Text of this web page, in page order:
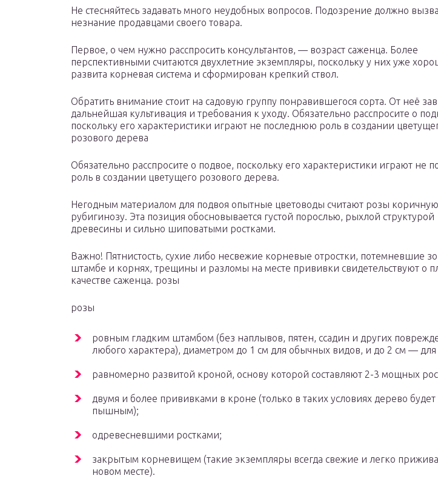
Не стесняйтесь задавать много неудобных вопросов. Подозрение должно
незнание продавцами своего товара.
Первое, о чем нужно расспросить консультантов, — возраст саженца. Более
перспективными считаются двухлетние экземпляры, поскольку у них уже
развита корневая система и сформирован крепкий ствол.
Обратить внимание стоит на садовую группу понравившегося сорта. От неё
дальнейшая культивация и требования к уходу. Обязательно расспросите о
поскольку его характеристики играют не последнюю роль в создании
розового дерева
Обязательно расспросите о подвое, поскольку его характеристики играют не
роль в создании цветущего розового дерева.
Негодным материалом для подвоя опытные цветоводы считают розы
рубигинозу. Эта позиция обосновывается густой порослью, рыхлой структурой
древесины и сильно шиповатыми ростками.
Важно! Пятнистость, сухие либо несвежие корневые отростки, потемневшие
штамбе и корнях, трещины и разломы на месте прививки свидетельствуют о
качестве саженца. розы
розы
ровным гладким штамбом (без наплывов, пятен, ссадин и других
любого характера), диаметром до 1 см для обычных видов, и до 2 см — для
равномерно развитой кроной, основу которой составляют 2-3 мощных
двумя и более прививками в кроне (только в таких условиях дерево будет
пышным);
одревесневшими ростками;
закрытым корневищем (такие экземпляры всегда свежие и легко
новом месте).